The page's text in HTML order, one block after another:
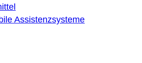
Assistenzsysteme